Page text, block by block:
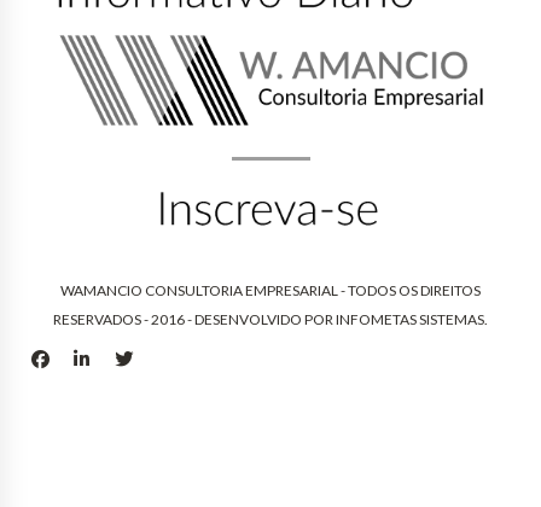
WAMANCIO CONSULTORIA EMPRESARIAL - TODOS OS DIREITOS
RESERVADOS - 2016 - DESENVOLVIDO PORINFOMETAS SISTEMAS.